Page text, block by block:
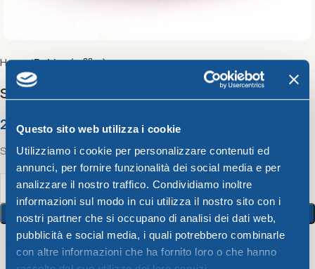
Questo sito web utilizza i cookie
Utilizziamo i cookie per personalizzare contenuti ed
annunci, per fornire funzionalità dei social media e per
analizzare il nostro traffico. Condividiamo inoltre
informazioni sul modo in cui utilizza il nostro sito con i
nostri partner che si occupano di analisi dei dati web,
pubblicità e social media, i quali potrebbero combinarle
con altre informazioni che ha fornito loro o che hanno
Home Bahia
Small bowl CM.12 Bahia
2,07€
Small bowl CM.12 Bahia
Add To Cart
14 People watching this product now!